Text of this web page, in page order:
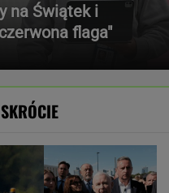
na Świątek i
flaga"